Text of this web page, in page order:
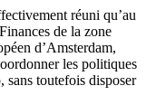
réuni qu’au
de la zone
d’Amsterdam,
les politiques
sans toutefois disposer